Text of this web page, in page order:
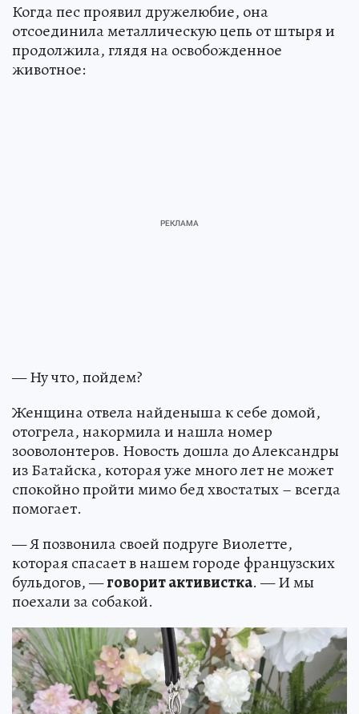
Когда пес проявил дружелюбие, она
отсоединила металлическую цепь от штыря и
продолжила, глядя на освобожденное
животное:
— Ну что, пойдем?
Женщина отвела найденыша к себе домой,
отогрела, накормила и нашла номер
зооволонтеров. Новость дошла до Александры
из Батайска, которая уже много лет не может
спокойно пройти мимо бед хвостатых – всегда
помогает.
— Я позвонила своей подруге Виолетте,
которая спасает в нашем городе французских
бульдогов, —говорит активистка. — И мы
поехали за собакой.